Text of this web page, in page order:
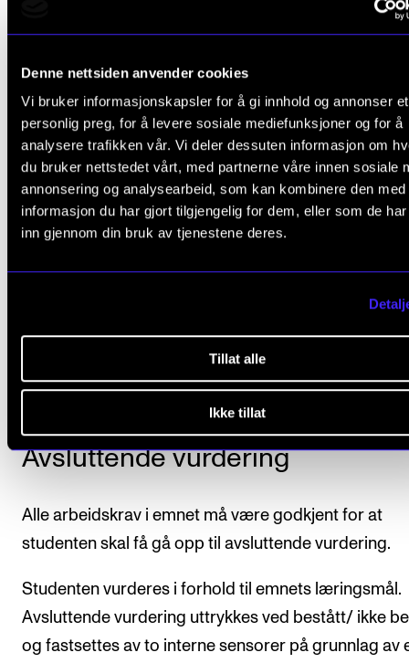
Denne nettsiden anvender cookies
Vi bruker informasjonskapsler for å gi innhold og annonser et
personlig preg, for å levere sosiale mediefunksjoner og for å
analysere trafikken vår. Vi deler dessuten informasjon om
du bruker nettstedet vårt, med partnerne våre innen sosiale
annonsering og analysearbeid, som kan kombinere den med
informasjon du har gjort tilgjengelig for dem, eller som de
inn gjennom din bruk av tjenestene deres.
Tillat alle
Ikke tillat
Arbeidskrav
Det er obligatorisk aktiv deltagelse i
Dette innebærer normalt at fravær på mer enn
prosent medfører at studenten ikke består
Det forutsettes at man er tilstede på
innøving/innspilling med ensembler med
levert notemateriale og deltar i påfølgende
evaluering.
Studenten skal presentere egne
to samlinger i løpet av emnet. Presentasjonen
danne grunnlag for diskusjon i gruppe.
Avsluttende vurdering
Alle arbeidskrav i emnet må være godkjent for at
studenten skal få gå opp til avsluttende vurdering.
Studenten vurderes i forhold til emnets læringsmål.
Avsluttende vurdering uttrykkes ved bestått/ ikke
og fastsettes av to interne sensorer på grunnlag av